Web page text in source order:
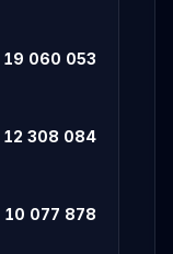
19 060 053
12 308 084
10 077 878